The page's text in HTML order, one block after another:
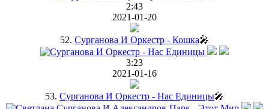
2:43
2021-01-20
52. Сурганова И Оркестр - Кошка🎤
3:23
2021-01-16
53. Сурганова И Оркестр - Нас Единицы🎤